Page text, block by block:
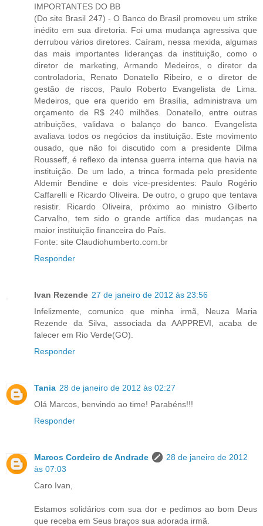
IMPORTANTES DO BB
(Do site Brasil 247) - O Banco do Brasil promoveu um strike
inédito em sua diretoria. Foi uma mudança agressiva que
derrubou vários diretores. Caíram, nessa mexida, algumas
das mais importantes lideranças da instituição, como o
diretor de marketing, Armando Medeiros, o diretor da
controladoria, Renato Donatello Ribeiro, e o diretor de
gestão de riscos, Paulo Roberto Evangelista de Lima.
Medeiros, que era querido em Brasília, administrava um
orçamento de R$ 240 milhões. Donatello, entre outras
atribuições, validava o balanço do banco. Evangelista
avaliava todos os negócios da instituição. Este movimento
ousado, que não foi discutido com a presidente Dilma
Rousseff, é reflexo da intensa guerra interna que havia na
instituição. De um lado, a trinca formada pelo presidente
Aldemir Bendine e dois vice-presidentes: Paulo Rogério
Caffarelli e Ricardo Oliveira. De outro, o grupo que tentava
resistir. Ricardo Oliveira, próximo ao ministro Gilberto
Carvalho, tem sido o grande artífice das mudanças na
maior instituição financeira do País.
Fonte: site Claudiohumberto.com.br
Responder
Ivan Rezende 27 de janeiro de 2012 às 23:56
Infelizmente, comunico que minha irmã, Neuza Maria
Rezende da Silva, associada da AAPPREVI, acaba de
falecer em Rio Verde(GO).
Responder
Tania 28 de janeiro de 2012 às 02:27
Olá Marcos, benvindo ao time! Parabéns!!!
Responder
Marcos Cordeiro de Andrade
28 de janeiro de 2012
às 07:03
Caro Ivan,
Estamos solidários com sua dor e pedimos ao bom Deus
que receba em Seus braços sua adorada irmã.